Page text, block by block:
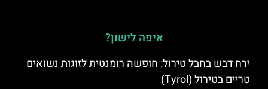
איפה לישון?
ירח דבש בחבל טירול: חופשה רומנטית לזוגות נשואים
טריים בטירול (Tyrol)